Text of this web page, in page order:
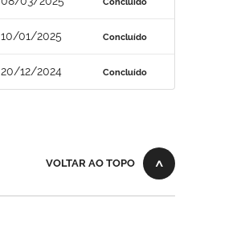
10/01/2025 Concluído
20/12/2024 Concluído
VOLTAR AO TOPO